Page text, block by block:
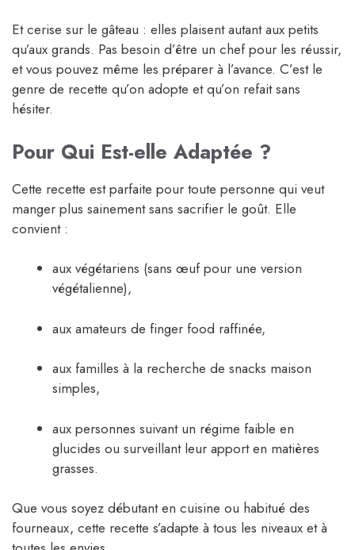
Et cerise sur le gâteau : elles plaisent autant aux petits
qu’aux grands. Pas besoin d’être un chef pour les réussir,
et vous pouvez même les préparer à l’avance. C’est le
genre de recette qu’on adopte et qu’on refait sans
hésiter.
Pour Qui Est-elle Adaptée ?
Cette recette est parfaite pour toute personne qui veut
manger plus sainement sans sacrifier le goût. Elle
convient :
aux végétariens (sans œuf pour une version
végétalienne),
aux amateurs de finger food raffinée,
aux familles à la recherche de snacks maison
simples,
aux personnes suivant un régime faible en
glucides ou surveillant leur apport en matières
grasses.
Que vous soyez débutant en cuisine ou habitué des
fourneaux, cette recette s’adapte à tous les niveaux et à